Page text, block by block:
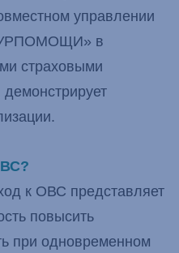
управлении
в
страховыми
к ОВС представляет
повысить
при одновременном